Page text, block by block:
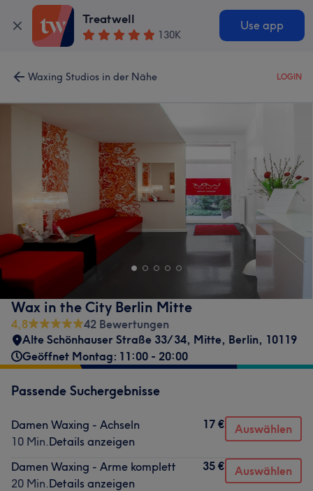
Treatwell
130K
Use app
Waxing Studios in der Nähe LOGIN
Wax in the City Berlin Mitte
4,8
42 Bewertungen
Alte Schönhauser Straße 33/34, Mitte, Berlin, 10119
Geöffnet Montag: 11:00 - 20:00
Passende Suchergebnisse
Damen Waxing - Achseln
10 Min.Details anzeigen
17 € Auswählen
Damen Waxing - Arme komplett
20 Min.Details anzeigen
35 € Auswählen